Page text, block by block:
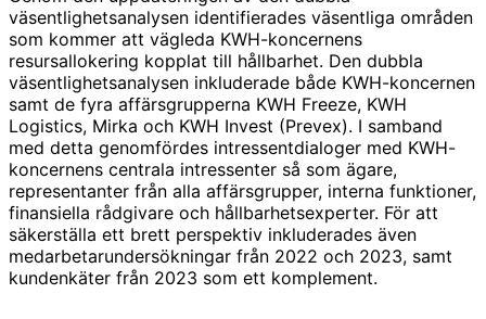
väsentlighetsanalysen identifierades väsentliga områden
som kommer att vägleda KWH-koncernens
resursallokering kopplat till hållbarhet. Den dubbla
väsentlighetsanalysen inkluderade både KWH-koncernen
samt de fyra affärsgrupperna KWH Freeze, KWH
Logistics, Mirka och KWH Invest (Prevex). I samband
med detta genomfördes intressentdialoger med KWH-
koncernens centrala intressenter så som ägare,
representanter från alla affärsgrupper, interna funktioner,
finansiella rådgivare och hållbarhetsexperter. För att
säkerställa ett brett perspektiv inkluderades även
medarbetarundersökningar från 2022 och 2023, samt
kundenkäter från 2023 som ett komplement.